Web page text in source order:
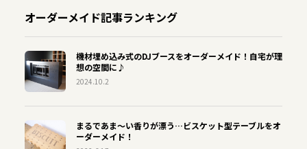
オーダーメイド記事ランキング
機材埋め込み式のDJブースをオーダーメイド！自宅が理
想の空間に♪
2024.10.2
まるであま〜い香りが漂う…ビスケット型テーブルをオ
ーダーメイド！